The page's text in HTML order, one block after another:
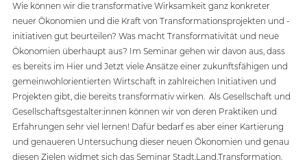
Wie können wir die transformative Wirksamkeit ganz konkreter
neuer Ökonomien und die Kraft von Transformationsprojekten und -
initiativen gut beurteilen? Was macht Transformativität und neue
Ökonomien überhaupt aus? Im Seminar gehen wir davon aus, dass
es bereits im Hier und Jetzt viele Ansätze einer zukunftsfähigen und
gemeinwohlorientierten Wirtschaft in zahlreichen Initiativen und
Projekten gibt, die bereits transformativ wirken.  Als Gesellschaft und
Gesellschaftsgestalter:innen können wir von deren Praktiken und
Erfahrungen sehr viel lernen! Dafür bedarf es aber einer Kartierung
und genaueren Untersuchung dieser neuen Ökonomien und genau
diesen Zielen widmet sich das Seminar Stadt.Land.Transformation.